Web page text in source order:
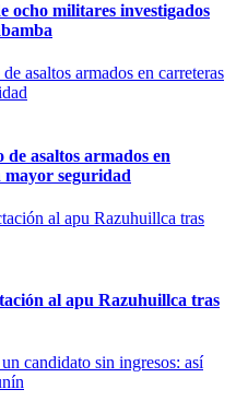
ocho militares investigados
asaltos armados en
mayor seguridad
al apu Razuhuillca tras